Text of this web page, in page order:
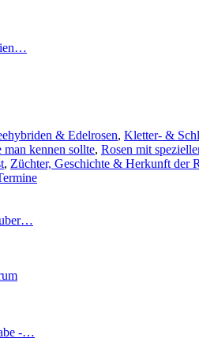
& Edelrosen, Kletter- &
man kennen sollte, Rosen mit
, Züchter, Geschichte & Herkunft der
-…